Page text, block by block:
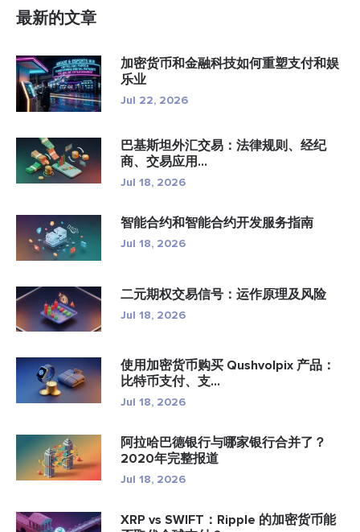
最新的文章
加密货币和金融科技如何重塑支付和娱
乐业
Jul 22, 2026
巴基斯坦外汇交易：法律规则、经纪
商、交易应用...
Jul 18, 2026
智能合约和智能合约开发服务指南
Jul 18, 2026
二元期权交易信号：运作原理及风险
Jul 18, 2026
使用加密货币购买 Qushvolpix 产品：
比特币支付、支...
Jul 18, 2026
阿拉哈巴德银行与哪家银行合并了？
2020年完整报道
Jul 18, 2026
XRP vs SWIFT：Ripple 的加密货币能